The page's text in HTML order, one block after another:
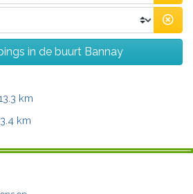
in de buurt Bannay
km
km